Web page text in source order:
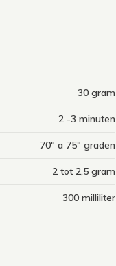
30 gram
2 -3 minuten
70º a 75º graden
2 tot 2,5 gram
300 milliliter